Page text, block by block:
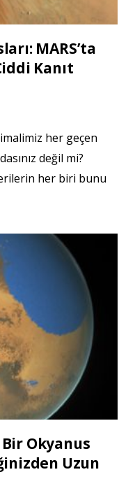
MARS’ta
Kanıt
her geçen
değil mi?
her biri bunu
Bir Okyanus
Uzun